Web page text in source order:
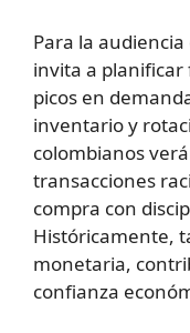
Para la
invita a planificar
picos en
inventario y
colombianos
transacciones
compra con
Históricamente,
monetaria,
confianza